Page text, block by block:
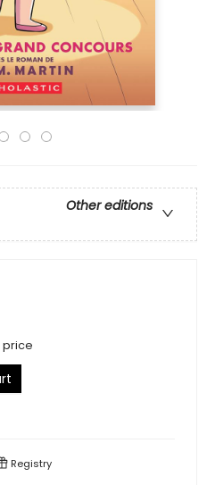
Other editions
price
Registry